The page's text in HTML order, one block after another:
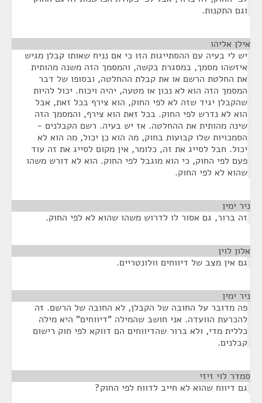
וגם התקנות.
אילן אליהו
יש לי בעיה עם ההסתייגות הזו כי אם נניח שאותו קבלן מגיש
איזשהו מסמך, במסגרת בקשה, והמסמך הזה משנה מהותית
את החלטת הרשם או את קבלת ההחלטה, ובסופו של דבר
המסמך הזה הוא לא נכון או מטעה, יהיה ויכוח. יכול להיות
שהקבלן יגיד שזה לא לפי החוק, הוא צירף בכל זאת, אבל
הוא לא נדרש לפי החוק. בכל זאת הוא צירף, והמסמך הזה
שינה מהותית את ההחלטה. אז יש בעיה. רשם הקבלנים -
הסמכויות שלו קבועות בחוק, מה הוא כן יכול, מה הוא לא
יכול. חבל לסייג את זה, כלומר, אין מקום לסייג את זה עוד
פעם לפי החוק, כי הוא מוגבל לפי החוק. הוא לא דורש משהו
שהוא לא לפי החוק.
ניר ימין
זה ברור, גם אסור לו לדרוש משהו שהוא לא לפי החוק.
אלון לוין
גם אין מצב של דיווחים וולונטריים.
ניר ימין
פה מדובר על החובה של הקבלן, לא החובה של הרשם. זה
להכרעת הוועדה. אני חושב שהמילה "דיווחים" היא מילה
כללית מדי, ולא ברור שהדיווחים הם דווקא לפי חוק רישום
קבלנים.
סמדר לוי זיזי
גם דיווח שהוא לא חייב לדווח לפי החוק?